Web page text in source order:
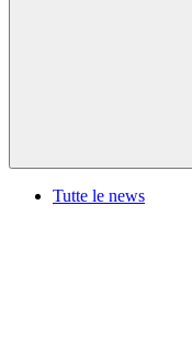
Tutte le news